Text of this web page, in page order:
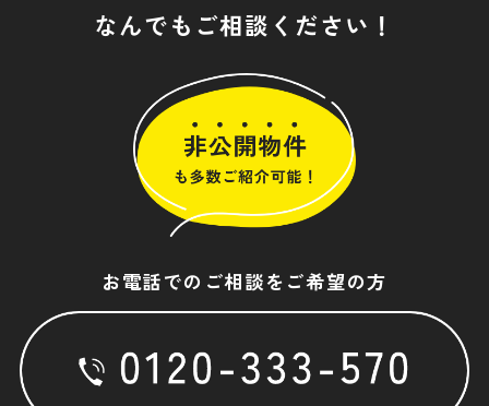
なんでもご相談ください！
お電話でのご相談をご希望の方